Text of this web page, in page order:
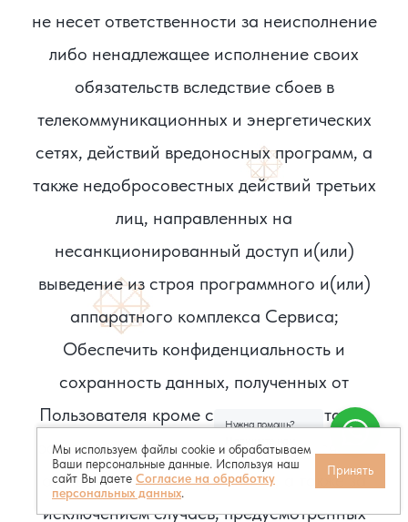
не несет ответственности за неисполнение
либо ненадлежащее исполнение своих
обязательств вследствие сбоев в
телекоммуникационных и энергетических
сетях, действий вредоносных программ, а
также недобросовестных действий третьих
лиц, направленных на
несанкционированный доступ и(или)
выведение из строя программного и(или)
аппаратного комплекса Сервиса;
Обеспечить конфиденциальность и
сохранность данных, полученных от
Пользователя кроме случаев, когда такое
разглашение произошло по не зависящим
от Администрации причинам, а также за
исключением случаев, предусмотренных
Нужна помощь?
Мы используем файлы cookie и обрабатываем
Ваши персональные данные. Используя наш
сайт Вы даете Согласие на обработку
персональных данных.
Принять